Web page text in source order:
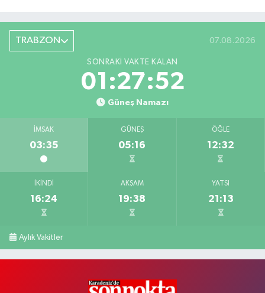
TRABZON 07.08.2026
SONRAKI VAKTE KALAN
01:27:51
Güneş Namazı
İMSAK
03:35
GÜNEŞ
05:16
ÖĞLE
12:32
İKINDI
16:24
AKŞAM
19:38
YATSI
21:13
Aylık Vakitler